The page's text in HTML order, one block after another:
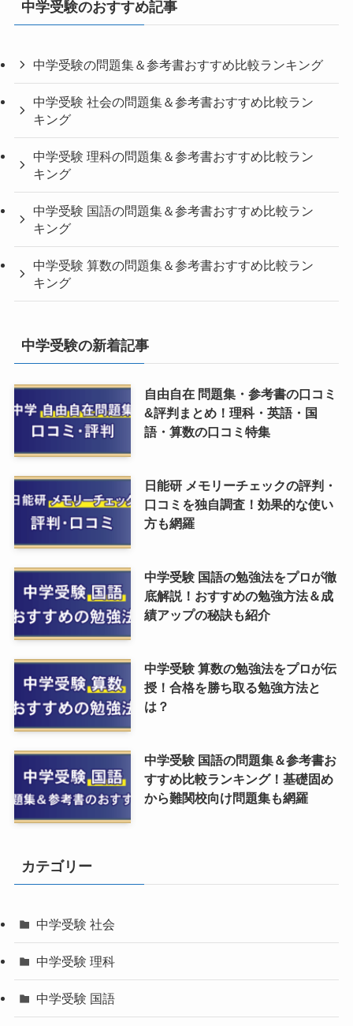
中学受験のおすすめ記事
中学受験の問題集＆参考書おすすめ比較ランキング
中学受験 社会の問題集＆参考書おすすめ比較ラン
キング
中学受験 理科の問題集＆参考書おすすめ比較ラン
キング
中学受験 国語の問題集＆参考書おすすめ比較ラン
キング
中学受験 算数の問題集＆参考書おすすめ比較ラン
キング
中学受験の新着記事
自由自在 問題集・参考書の口コミ
&評判まとめ！理科・英語・国
語・算数の口コミ特集
日能研 メモリーチェックの評判・
口コミを独自調査！効果的な使い
方も網羅
中学受験 国語の勉強法をプロが徹
底解説！おすすめの勉強方法＆成
績アップの秘訣も紹介
中学受験 算数の勉強法をプロが伝
授！合格を勝ち取る勉強方法と
は？
中学受験 国語の問題集＆参考書お
すすめ比較ランキング！基礎固め
から難関校向け問題集も網羅
カテゴリー
中学受験 社会
中学受験 理科
中学受験 国語